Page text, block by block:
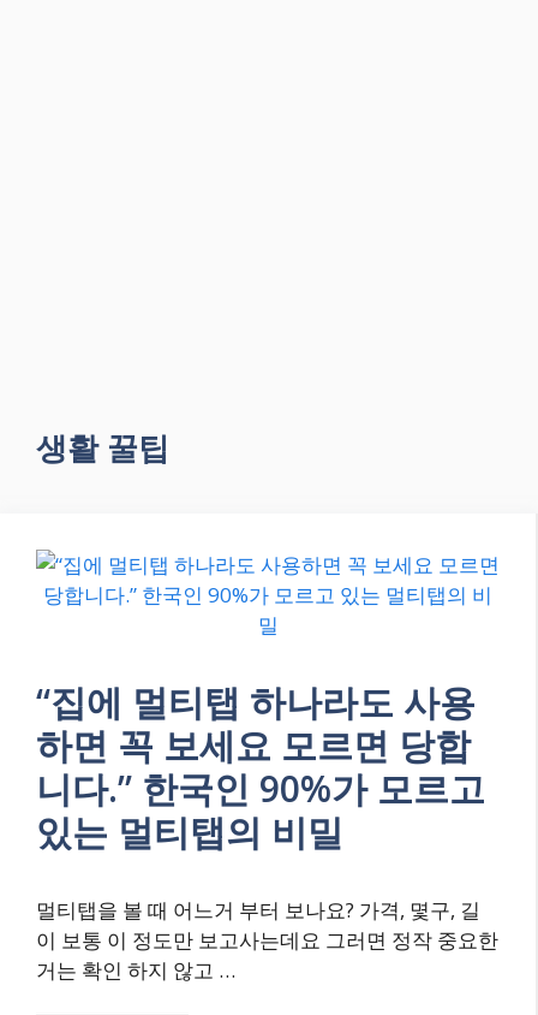
생활 꿀팁
“집에 멀티탭 하나라도 사용
하면 꼭 보세요 모르면 당합
니다.” 한국인 90%가 모르고
있는 멀티탭의 비밀
멀티탭을 볼 때 어느거 부터 보나요? 가격, 몇구, 길
이 보통 이 정도만 보고사는데요 그러면 정작 중요한
거는 확인 하지 않고 …